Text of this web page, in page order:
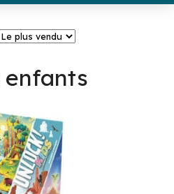
enfants